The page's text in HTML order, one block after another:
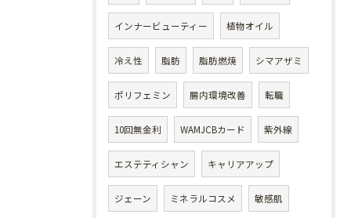
インナービューティー 植物オイル
冷え性 脂肪 脂肪燃焼 シマアザミ
ポリフェミン 腸内環境改善 転職
10回無金利 WAMJCBカード 紫外線
エステティシャン キャリアアップ
ジェーン ミネラルコスメ 敏感肌